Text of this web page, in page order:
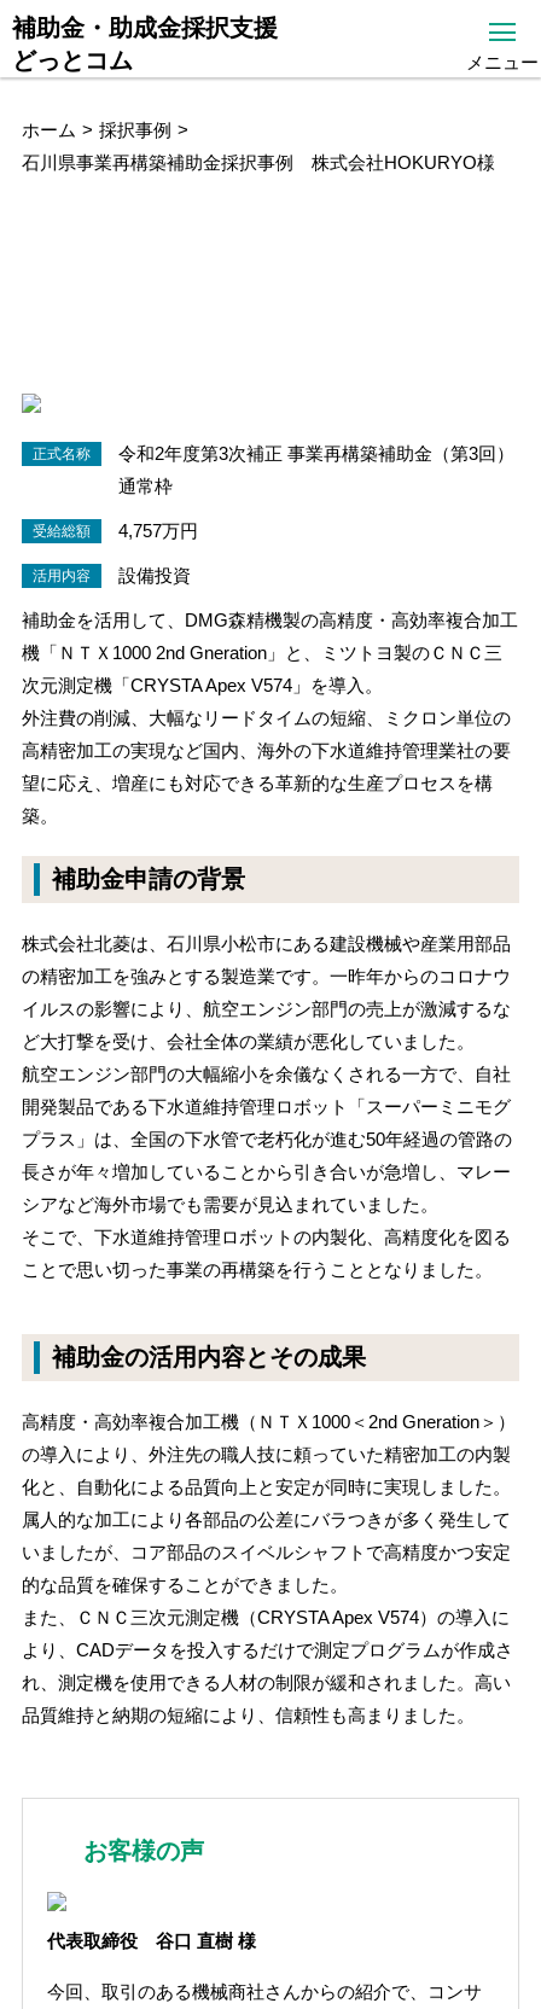
補助金・助成金採択支援
どっとコム
メニュー
ホーム
採択事例
石川県事業再構築補助金採択事例 株式会社HOKURYO様
正式名称
令和2年度第3次補正 事業再構築補助金（第3回）
通常枠
受給総額 4,757万円
活用内容 設備投資
補助金を活用して、DMG森精機製の高精度・高効率複合加工
機「ＮＴＸ1000 2nd Gneration」と、ミツトヨ製のＣＮＣ三
次元測定機「CRYSTA Apex V574」を導入。
外注費の削減、大幅なリードタイムの短縮、ミクロン単位の
高精密加工の実現など国内、海外の下水道維持管理業社の要
望に応え、増産にも対応できる革新的な生産プロセスを構
築。
補助金申請の背景
株式会社北菱は、石川県小松市にある建設機械や産業用部品
の精密加工を強みとする製造業です。一昨年からのコロナウ
イルスの影響により、航空エンジン部門の売上が激減するな
ど大打撃を受け、会社全体の業績が悪化していました。
航空エンジン部門の大幅縮小を余儀なくされる一方で、自社
開発製品である下水道維持管理ロボット「スーパーミニモグ
プラス」は、全国の下水管で老朽化が進む50年経過の管路の
長さが年々増加していることから引き合いが急増し、マレー
シアなど海外市場でも需要が見込まれていました。
そこで、下水道維持管理ロボットの内製化、高精度化を図る
ことで思い切った事業の再構築を行うこととなりました。
補助金の活用内容とその成果
高精度・高効率複合加工機（ＮＴＸ1000＜2nd Gneration＞）
の導入により、外注先の職人技に頼っていた精密加工の内製
化と、自動化による品質向上と安定が同時に実現しました。
属人的な加工により各部品の公差にバラつきが多く発生して
いましたが、コア部品のスイベルシャフトで高精度かつ安定
的な品質を確保することができました。
また、ＣＮＣ三次元測定機（CRYSTA Apex V574）の導入に
より、CADデータを投入するだけで測定プログラムが作成さ
れ、測定機を使用できる人材の制限が緩和されました。高い
品質維持と納期の短縮により、信頼性も高まりました。
お客様の声
代表取締役 谷口 直樹 様
今回、取引のある機械商社さんからの紹介で、コンサ